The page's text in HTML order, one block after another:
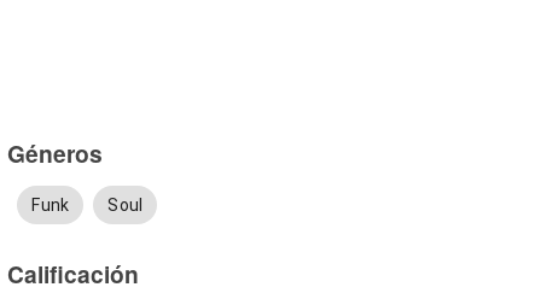
Géneros
Funk Soul
Calificación